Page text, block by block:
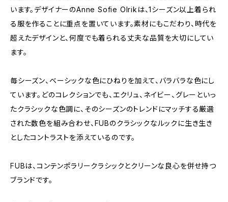
います。デザイナーのAnne Sofie Olrikは、1シーズン以上着られ
る服を作ることに重点を置いています。素材にもこだわり、時代を
超えたデザインと、何度でも着られる丈夫な品質を大切にしてい
ます。
毎シーズン、ベーシックな色にひねりを加えて、バラバラな色にし
ています。どのコレクションでも、エクリュ、ネイビー、グレーといっ
たクラシックな色調に、そのシーズンのトレンドにマッチする厳選
された数色を組み合わせ、FUBのクラシックなルックに生き生き
としたコントラストを添えているのです。
FUBは、コンテンポラリークラシックとクリーンな良心を併せ持つ
ブランドです。